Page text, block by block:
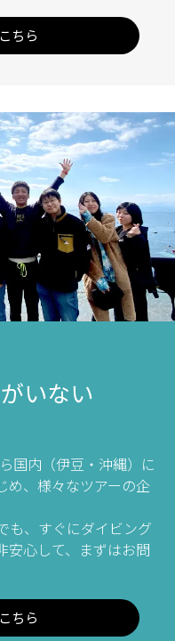
ちら
いない
国内（伊豆・沖縄）に
め、様々なツアーの企
も、すぐにダイビング
安心して、まずはお問
ちら